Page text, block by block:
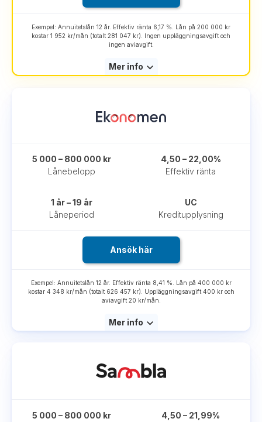
Exempel: Annuitetslån 12 år. Effektiv ränta 6,17 %. Lån på 200 000 kr
kostar 1 952 kr/mån (totalt 281 047 kr). Ingen uppläggningsavgift och
ingen aviavgift.
Mer info
Lånebelopp
5 000 – 800 000 kr
Effektiv ränta
4,50 – 22,00%
Låneperiod
1 år – 19 år
Kreditupplysning
UC
Ansök här
Exempel: Annuitetslån 12 år. Effektiv ränta 8,41 %. Lån på 400 000 kr
kostar 4 348 kr/mån (totalt 626 457 kr). Uppläggningsavgift 400 kr och
aviavgift 20 kr/mån.
Mer info
5 000 – 800 000 kr
4,50 – 21,99%